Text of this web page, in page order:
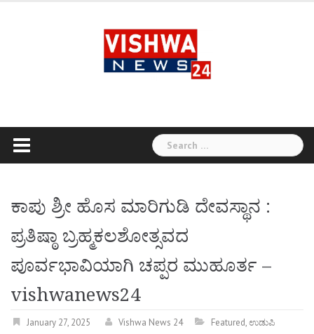
Search
for:
ಕಾಪು ಶ್ರೀ ಹೊಸ ಮಾರಿಗುಡಿ ದೇವಸ್ಥಾನ :
ಪ್ರತಿಷ್ಠಾ ಬ್ರಹ್ಮಕಲಶೋತ್ಸವದ
ಪೂರ್ವಭಾವಿಯಾಗಿ ಚಪ್ಪರ ಮುಹೂರ್ತ –
vishwanews24
January 27, 2025 Vishwa News 24 Featured,ಉಡುಪಿ